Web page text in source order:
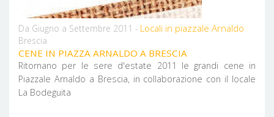
Da Giugno a Settembre 2011 - Locali in piazzale Arnaldo
Brescia
CENE IN PIAZZA ARNALDO A BRESCIA
Ritornano per le sere d'estate 2011 le grandi cene in
Piazzale Arnaldo a Brescia, in collaborazione con il locale
La Bodeguita